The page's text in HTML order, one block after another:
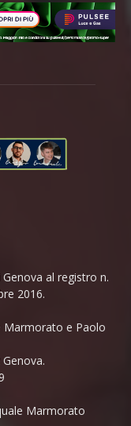
al registro n.
2016.
Marmorato e Paolo
Marmorato